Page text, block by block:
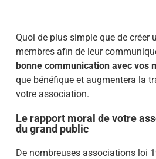
Quoi de plus simple que de créer
membres afin de leur
bonne communication avec vos
que bénéfique et augmentera la
votre association.
Le rapport moral de votre
du grand public
De nombreuses associations loi